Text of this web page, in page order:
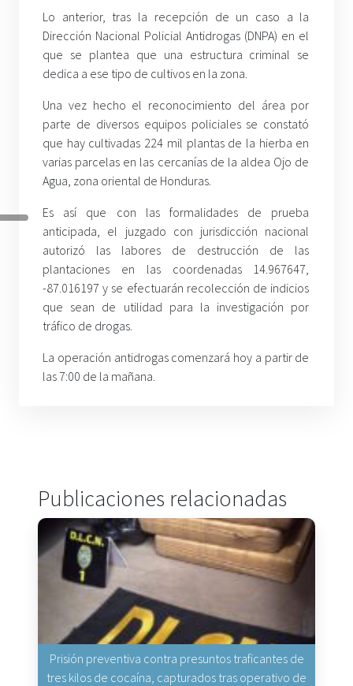
Lo anterior, tras la recepción de un caso a la
Dirección Nacional Policial Antidrogas (DNPA) en el
que se plantea que una estructura criminal se
dedica a ese tipo de cultivos en la zona.
Una vez hecho el reconocimiento del área por
parte de diversos equipos policiales se constató
que hay cultivadas 224 mil plantas de la hierba en
varias parcelas en las cercanías de la aldea Ojo de
Agua, zona oriental de Honduras.
Es así que con las formalidades de prueba
anticipada, el juzgado con jurisdicción nacional
autorizó las labores de destrucción de las
plantaciones en las coordenadas 14.967647,
-87.016197 y se efectuarán recolección de indicios
que sean de utilidad para la investigación por
tráfico de drogas.
La operación antidrogas comenzará hoy a partir de
las 7:00 de la mañana.
Publicaciones relacionadas
Prisión preventiva contra presuntos traficantes de
tres kilos de cocaína, capturados tras operativo de